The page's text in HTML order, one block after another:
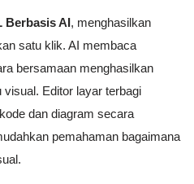
Berbasis AI, menghasilkan
satu klik. AI membaca
bersamaan menghasilkan
visual. Editor layar terbagi
dan diagram secara
pemahaman bagaimana